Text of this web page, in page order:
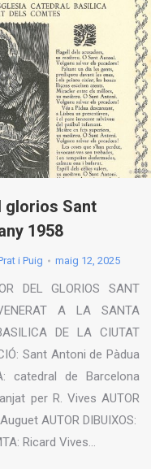
glorios Sant
1958
i Puig maig 12, 2025
DEL GLORIOS SANT
A LA SANTA
DE LA CIUTAT
Sant Antoni de Pàdua
catedral de Barcelona
per R. Vives AUTOR
AUTOR DIBUIXOS:
Ricard Vives…